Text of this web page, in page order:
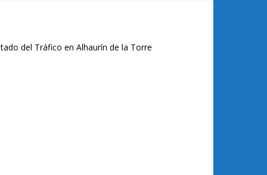
del Tráfico en Alhaurín de la Torre